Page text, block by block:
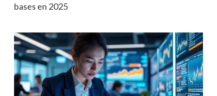
bases en 2025